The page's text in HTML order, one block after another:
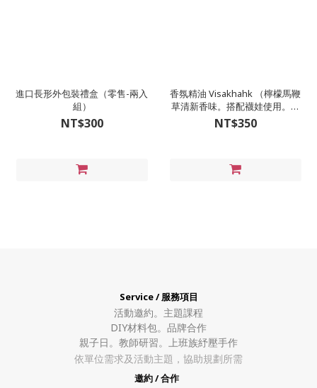
進口長形外包裝禮盒（零售-兩入
組）
NT$300
香氛精油 Visakhahk （檸檬馬鞭
草清新香味。搭配襪娃使用。精
油瓶5ml)
NT$350
Service / 服務項目
活動邀約。 主題課程
DIY材料包。 品牌合作
親子日。教師研習。上班族紓壓手作
依單位需求及活動主題，協助規劃所需
邀約 / 合作